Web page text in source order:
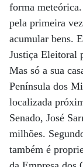
forma
pela primeira
acumular bens.
Justiça Eleitoral
Mas só a sua
Península dos
localizada
Senado, José
milhões.
também é